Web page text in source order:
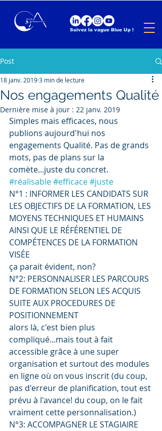
Suivez la vague Blue Up !
Post
Nos engagements Qualité
18 janv. 20193 min de lecture
Dernière mise à jour : 22 janv. 2019
Simples mais efficaces, nous
publions aujourd'hui nos
engagements Qualité. Pas de grands
mots, pas de plans sur la
comète...juste du concret.
#réalisable#efficace#juste
N°1 : INFORMER LES CANDIDATS SUR
LES OBJECTIFS DE LA FORMATION, LES
MOYENS TECHNIQUES ET HUMAINS
AINSI QUE LE RÉFÉRENTIEL DE
COMPÉTENCES DE LA FORMATION
VISÉE
ça parait évident, non?
N°2: PERSONNALISER LES PARCOURS
DE FORMATION SELON LES ACQUIS
SUITE AUX PROCEDURES DE
POSITIONNEMENT
alors là, c'est bien plus
compliqué...mais tout à fait
accessible grâce à une super
organisation et surtout des modules
en ligne où on vous inscrit (du coup,
pas d'erreur de planification, tout est
prévu à l'avance! du coup, on le fait
vraiment cette personnalisation.)
N°3: ACCOMPAGNER LE STAGIAIRE